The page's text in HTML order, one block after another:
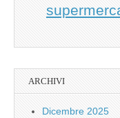
ARCHIVI
Dicembre 2025